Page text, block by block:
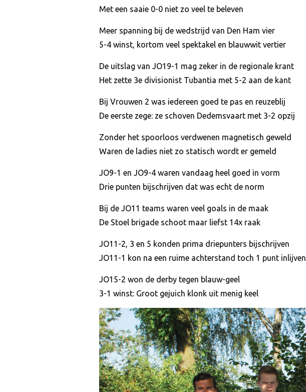
Met een saaie 0-0 niet zo veel te beleven
Meer spanning bij de wedstrijd van Den Ham vier
5-4 winst, kortom veel spektakel en blauwwit vertier
De uitslag van JO19-1 mag zeker in de regionale krant
Het zette 3e divisionist Tubantia met 5-2 aan de kant
Bij Vrouwen 2 was iedereen goed te pas en reuzeblij
De eerste zege: ze schoven Dedemsvaart met 3-2 opzij
Zonder het spoorloos verdwenen magnetisch geweld
Waren de ladies niet zo statisch wordt er gemeld
JO9-1 en JO9-4 waren vandaag heel goed in vorm
Drie punten bijschrijven dat was echt de norm
Bij de JO11 teams waren veel goals in de maak
De Stoel brigade schoot maar liefst 14x raak
JO11-2, 3 en 5 konden prima driepunters bijschrijven
JO11-1 kon na een ruime achterstand toch 1 punt inlijven
JO15-2 won de derby tegen blauw-geel
3-1 winst: Groot gejuich klonk uit menig keel